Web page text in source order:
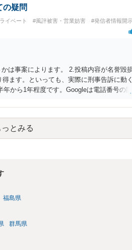
様々でしょう。裁判外であれば交渉して
の疑問
イベート #風評被害・営業妨害 #発信者情報開
は事案によります。 2.投稿内容が名誉毀
ます。といっても、実際に刑事告訴に動
から1年程度です。Googleは電話番号の
示請求者はある程度対象者を特定できて
をする）というケースが比較的多いと思
っとみる
福島県
群馬県